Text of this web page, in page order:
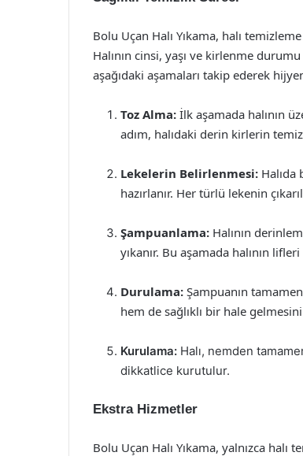
Bolu Uçan Halı Yıkama, halı
Halının cinsi, yaşı ve kirlenme
aşağıdaki aşamaları takip ederek
Toz Alma: İlk aşamada halının
adım, halıdaki derin kirlerin
Lekelerin Belirlenmesi:
hazırlanır. Her türlü lekenin
Şampuanlama: Halının
yıkanır. Bu aşamada halının
Durulama: Şampuanın
hem de sağlıklı bir hale
Kurulama: Halı, nemden
dikkatlice kurutulur.
Ekstra Hizmetler
Bolu Uçan Halı Yıkama, yalnızca halı